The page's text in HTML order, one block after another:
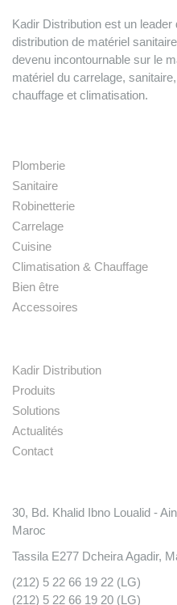
Kadir Distribution est un
distribution de matériel
devenu incontournable sur le
matériel du carrelage,
chauffage et climatisation.
Plomberie
Sanitaire
Robinetterie
Carrelage
Cuisine
Climatisation & Chauffage
Bien être
Accessoires
Kadir Distribution
Produits
Solutions
Actualités
Contact
30, Bd. Khalid Ibno Loualid -
Maroc
Tassila E277 Dcheira Agadir,
(212) 5 22 66 19 22 (LG)
(212) 5 22 66 19 20 (LG)